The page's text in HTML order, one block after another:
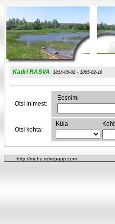
Kadri RASVA 1814-09-02 - 1895-02-10
Otsi inimest:
Eesnimi
Otsi kohta:
Küla Koht
http://muhu.rehepapp.com